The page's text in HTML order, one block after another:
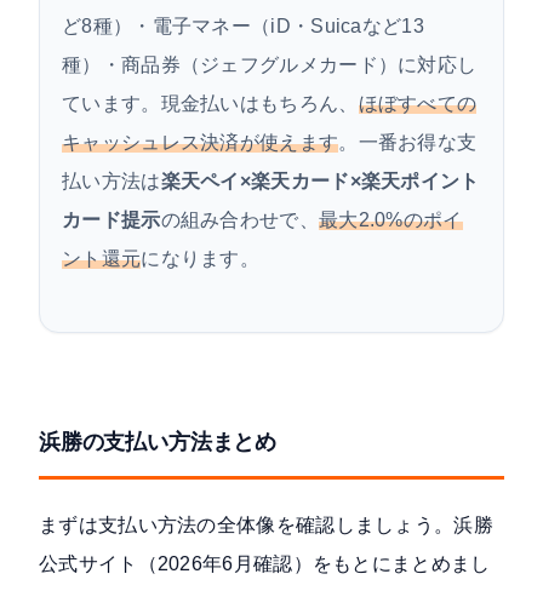
ど8種）・電子マネー（iD・Suicaなど13
種）・商品券（ジェフグルメカード）に対応し
ています。現金払いはもちろん、 ほぼすべての
キャッシュレス決済が使えます。一番お得な支
払い方法は楽天ペイ×楽天カード×楽天ポイント
カード提示の組み合わせで、 最大2.0%のポイ
ント還元になります。
浜勝の支払い方法まとめ
まずは支払い方法の全体像を確認しましょう。浜勝
公式サイト（2026年6月確認）
をもとにまとめまし